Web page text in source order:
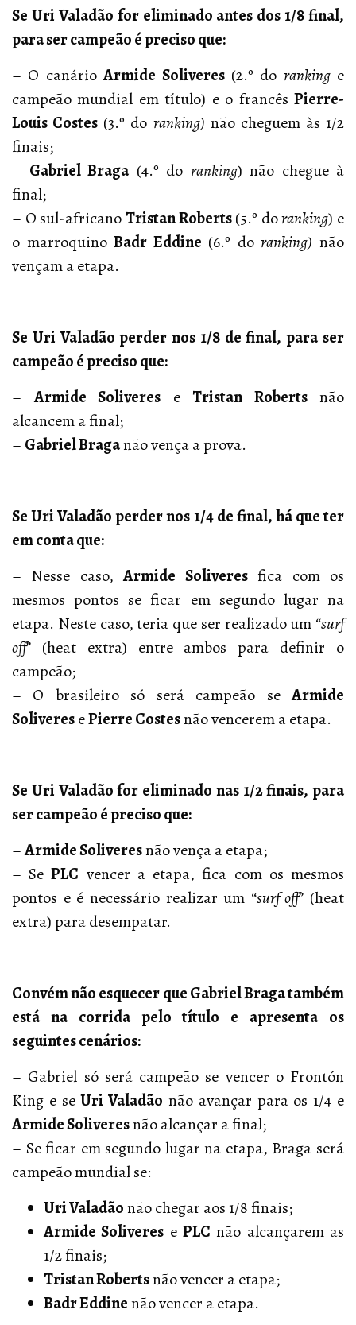
Se Uri Valadão for eliminado antes dos 1/8 final,
para ser campeão é preciso que:
– O canárioArmide Soliveres(2.º do rankinge
campeão mundial em título) e o francês Pierre-
Louis Costes (3.º do ranking) não cheguem às 1/2
finais;
– Gabriel Braga (4.º do ranking) não chegue à
final;
– O sul-africano Tristan Roberts(5.º doranking) e
o marroquinoBadr Eddine (6.º doranking) não
vençam a etapa.
Se Uri Valadão perder nos 1/8 de final, para ser
campeão é preciso que:
–Armide Soliveres e Tristan Robertsnão
alcancem a final;
– Gabriel Braganão vença a prova.
Se Uri Valadão perder nos 1/4 de final, há que ter
em conta que:
– Nesse caso,Armide Soliveresfica com os
mesmos pontos se ficar em segundo lugar na
etapa. Neste caso, teria que ser realizado um “surf
off” (heat extra) entre ambos para definir o
campeão;
– O brasileiro só será campeão seArmide
SoliveresePierre Costesnão vencerem a etapa.
Se Uri Valadão for eliminado nas 1/2 finais, para
ser campeão é preciso que:
–Armide Soliveresnão vença a etapa;
– SePLC vencer a etapa, fica com os mesmos
pontos e é necessário realizar um “surf off” (heat
extra) para desempatar.
Convém não esquecer que Gabriel Braga também
está na corrida pelo título e apresenta os
seguintes cenários:
– Gabriel só será campeão se vencer o Frontón
King e seUri Valadão não avançar para os 1/4 e
Armide Soliveresnão alcançar a final;
– Se ficar em segundo lugar na etapa, Braga será
campeão mundial se:
Uri Valadãonão chegar aos 1/8 finais;
Armide Soliveres ePLC não alcançarem as
1/2 finais;
Tristan Robertsnão vencer a etapa;
Badr Eddinenão vencer a etapa.